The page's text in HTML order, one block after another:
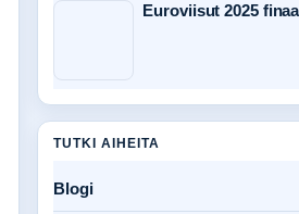
Euroviisut 2025
TUTKI AIHEITA
Blogi